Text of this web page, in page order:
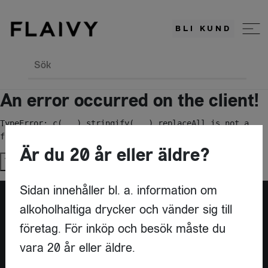
BLI KUND
Sök
An error occurred on the client!
TypeError: c(...).stringify(...).replaceAll is not a
function
Try again
Är du leverantör?
Är du 20 år eller äldre?
Sidan innehåller bl. a. information om
alkoholhaltiga drycker och vänder sig till
företag. För inköp och besök måste du
vara 20 år eller äldre.